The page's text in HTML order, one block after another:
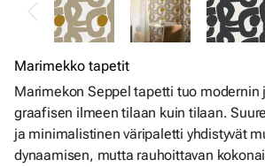
Marimekko tapetit
Marimekon Seppel tapetti tuo modernin
graafisen ilmeen tilaan kuin tilaan.
ja minimalistinen väripaletti yhdistyvät
dynaamisen, mutta rauhoittavan